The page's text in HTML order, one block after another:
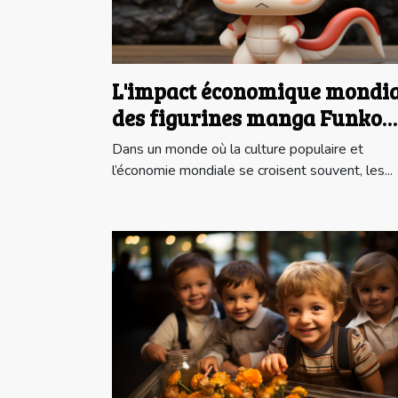
L'impact économique
des figurines manga Funko
Pop
Dans un monde où la culture populaire et
l’économie mondiale se croisent souvent, les...